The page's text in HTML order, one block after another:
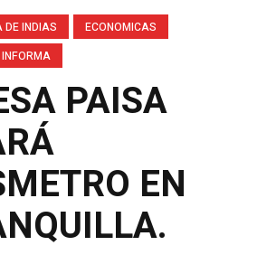
DE INDIAS
ECONOMICAS
PAISA
EN